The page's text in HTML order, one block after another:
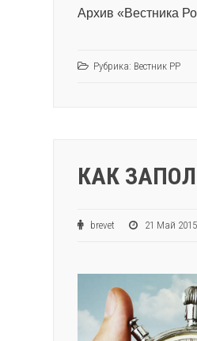
Архив «Вестника
Рубрика: Вестник РР
КАК
brevet 21 Май